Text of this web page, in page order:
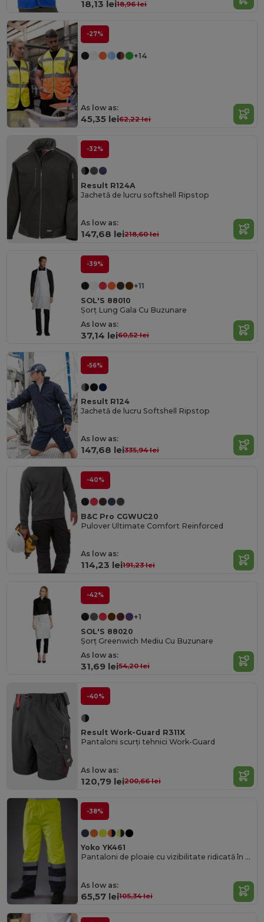
18,13 lei18,96 lei
-27%
+14
As low as:
45,35 lei62,22 lei
-32%
Result R124A
Jachetă de lucru softshell Ripstop
As low as:
147,68 lei218,60 lei
-39%
+11
SOL'S 88010
Șorț Lung Gala Cu Buzunare
As low as:
37,14 lei60,52 lei
-56%
Result R124
Jachetă de lucru Softshell Ripstop
As low as:
147,68 lei335,94 lei
-40%
B&C Pro CGWUC20
Pulover Ultimate Comfort Reinforced
As low as:
114,23 lei191,23 lei
-42%
+1
SOL'S 88020
Șorț Greenwich Mediu Cu Buzunare
As low as:
31,69 lei54,20 lei
-40%
Result Work-Guard R311X
Pantaloni scurți tehnici Work-Guard
As low as:
120,79 lei200,66 lei
-38%
Yoko YK461
Pantaloni de ploaie cu vizibilitate ridicată în două tonuri
As low as:
65,57 lei105,34 lei